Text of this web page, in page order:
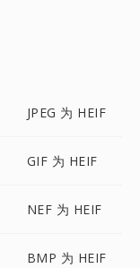
JPEG 为 HEIF
GIF 为 HEIF
NEF 为 HEIF
BMP 为 HEIF